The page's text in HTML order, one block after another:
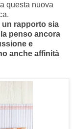
questa nuova
un rapporto sia
penso ancora
e
anche affinità